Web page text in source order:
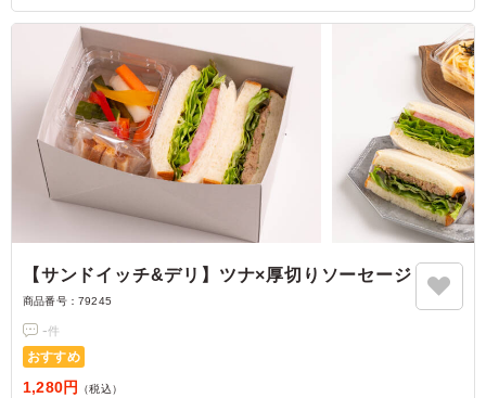
【サンドイッチ&デリ】ツナ×厚切りソーセージ
商品番号： 79245
-件
おすすめ
1,280円 （税込）